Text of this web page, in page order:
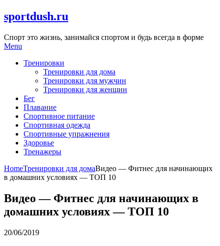
Skip
to
sportdush.ru
Спорт это жизнь, занимайся спортом и будь всегда в форме
Menu
Тренировки
Тренировки для дома
Тренировки для мужчин
Тренировки для женщин
Бег
Плавание
Спортивное питание
Спортивная одежда
Спортивные упражнения
Здоровье
Тренажеры
HomeТренировки для домаВидео — Фитнес для начинающих
в домашних условиях — ТОП 10
Видео — Фитнес для начинающих в
домашних условиях — ТОП 10
20/06/2019